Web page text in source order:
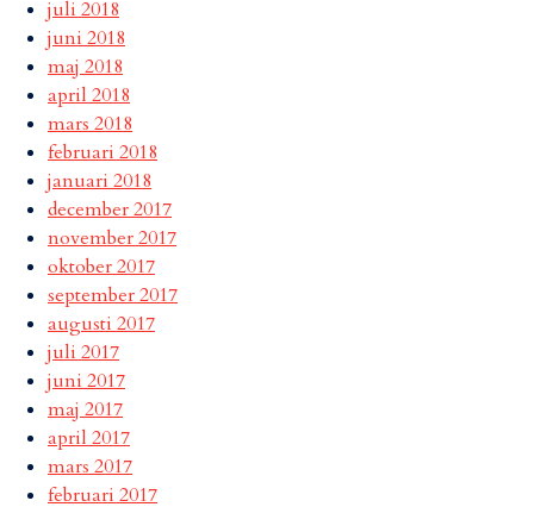
juli 2018
juni 2018
maj 2018
april 2018
mars 2018
februari 2018
januari 2018
december 2017
november 2017
oktober 2017
september 2017
augusti 2017
juli 2017
juni 2017
maj 2017
april 2017
mars 2017
februari 2017